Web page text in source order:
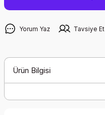
Yorum Yaz Tavsiye Et
Ürün Bilgisi